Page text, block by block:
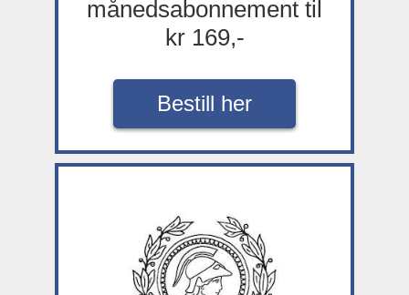
månedsabonnement til
kr 169,-
Bestill her